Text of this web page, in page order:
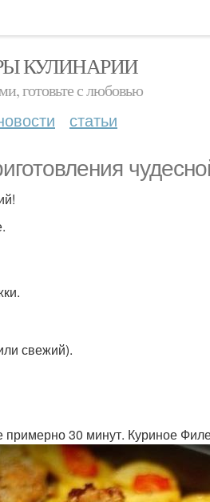
КУЛИНАРИИ
готовьте с любовью
статьи
свежий).
30 минут. Куриное